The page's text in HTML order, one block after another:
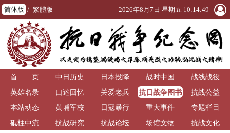
简体版 / 繁體版 2026年8月7日 星期五 10:14:50
首 页 中日历史 日本投降 战时中国
战线战役
英雄名录
口述回忆 关爱老兵
抗日战争图书
馆
抗战公益
本站动态
黄埔军校 日寇暴行 重大事件
专题栏目
砥柱中流
抗战研究 抗战论坛 场馆文物 抗战文化